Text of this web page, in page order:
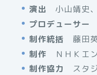
演出 小山靖史
プロデューサー
制作統括 藤田
制作 ＮＨＫエ
制作協力
スタ